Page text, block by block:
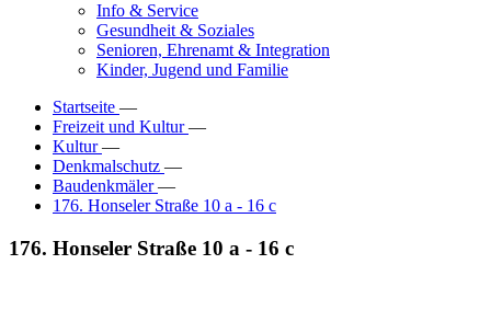
Info & Service
Gesundheit & Soziales
Senioren, Ehrenamt & Integration
Kinder, Jugend und Familie
Startseite —
Freizeit und Kultur—
Kultur—
Denkmalschutz —
Baudenkmäler—
176. Honseler Straße 10 a - 16 c
176. Honseler Straße 10 a - 16 c